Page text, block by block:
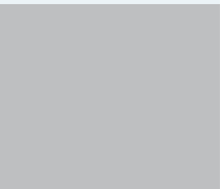
и не вытянет, зато глины под высоковольтными